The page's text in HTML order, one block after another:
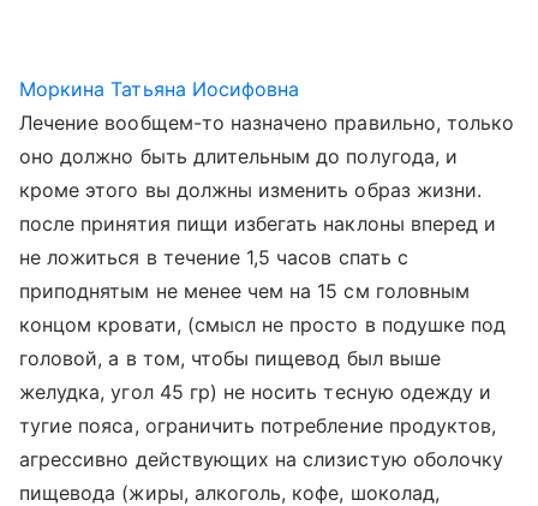
Моркина Татьяна Иосифовна
Лечение вообщем-то назначено правильно, только
оно должно быть длительным до полугода, и
кроме этого вы должны изменить образ жизни.
после принятия пищи избегать наклоны вперед и
не ложиться в течение 1,5 часов спать с
приподнятым не менее чем на 15 см головным
концом кровати, (смысл не просто в подушке под
головой, а в том, чтобы пищевод был выше
желудка, угол 45 гр) не носить тесную одежду и
тугие пояса, ограничить потребление продуктов,
агрессивно действующих на слизистую оболочку
пищевода (жиры, алкоголь, кофе, шоколад,